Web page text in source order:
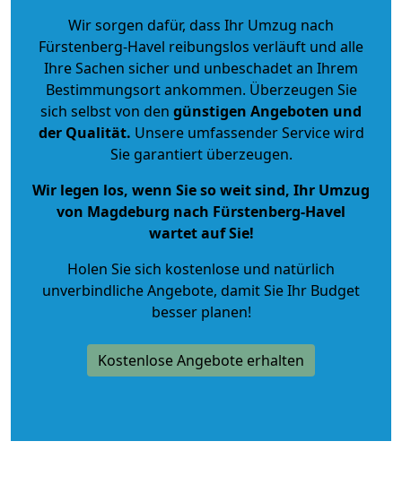
Wir sorgen dafür, dass Ihr Umzug nach
Fürstenberg-Havel reibungslos verläuft und alle
Ihre Sachen sicher und unbeschadet an Ihrem
Bestimmungsort ankommen. Überzeugen Sie
sich selbst von den günstigen Angeboten und
der Qualität. Unsere umfassender Service wird
Sie garantiert überzeugen.
Wir legen los, wenn Sie so weit sind, Ihr Umzug
von Magdeburg nach Fürstenberg-Havel
wartet auf Sie!
Holen Sie sich kostenlose und natürlich
unverbindliche Angebote, damit Sie Ihr Budget
besser planen!
Kostenlose Angebote erhalten